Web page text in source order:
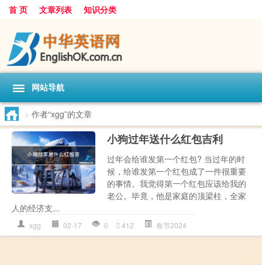
首 页 文章列表 知识分类
网站导航
> 作者“xgg”的文章
小狗过年送什么红包吉利
过年会给谁发第一个红包? 当过年的时
候，给谁发第一个红包成了一件很重要
的事情。我觉得第一个红包应该给我的
老公。毕竟，他是家庭的顶梁柱，全家
人的经济支...
xgg 02-17 0 412 春节2024